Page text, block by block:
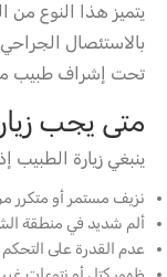
يتميز هذا النوع من
بالاستئصال
تحت إشراف طبيب
متى يجب
ينبغي زيارة الطبيب
نزيف مستمر أو متكرر
ألم شديد في منطقة
عدم القدرة على التحكم